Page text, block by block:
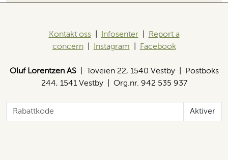
Kontakt oss| Infosenter| Report a
concern| Instagram Facebook
Oluf Lorentzen AS| Toveien 22, 1540 Vestby | Postboks
244, 1541 Vestby | Org.nr. 942 535 937
Aktiver